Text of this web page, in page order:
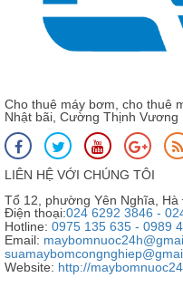
Cho thuê máy bơm, cho thuê
Nhật bãi, Cường Thịnh Vương
LIÊN HỆ VỚI CHÚNG TÔI
Tổ 12, phường Yên Nghĩa, Hà
Điện thoại:024 6292 3846 -
Hotline: 0975 135 635 - 0989
Email:
Website: http://